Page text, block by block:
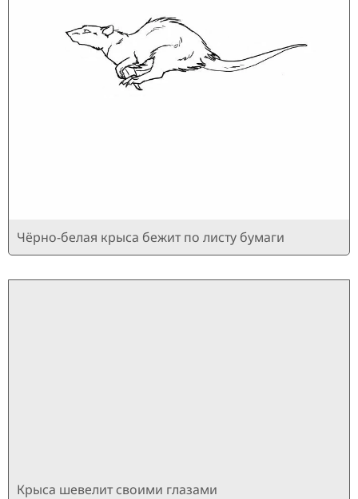
Чёрно-белая крыса бежит по листу бумаги
Крыса шевелит своими глазами